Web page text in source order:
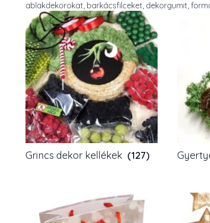
ablakdekorokat, barkácsfilceket, dekorgumit,
Grincs dekor kellékek (127)